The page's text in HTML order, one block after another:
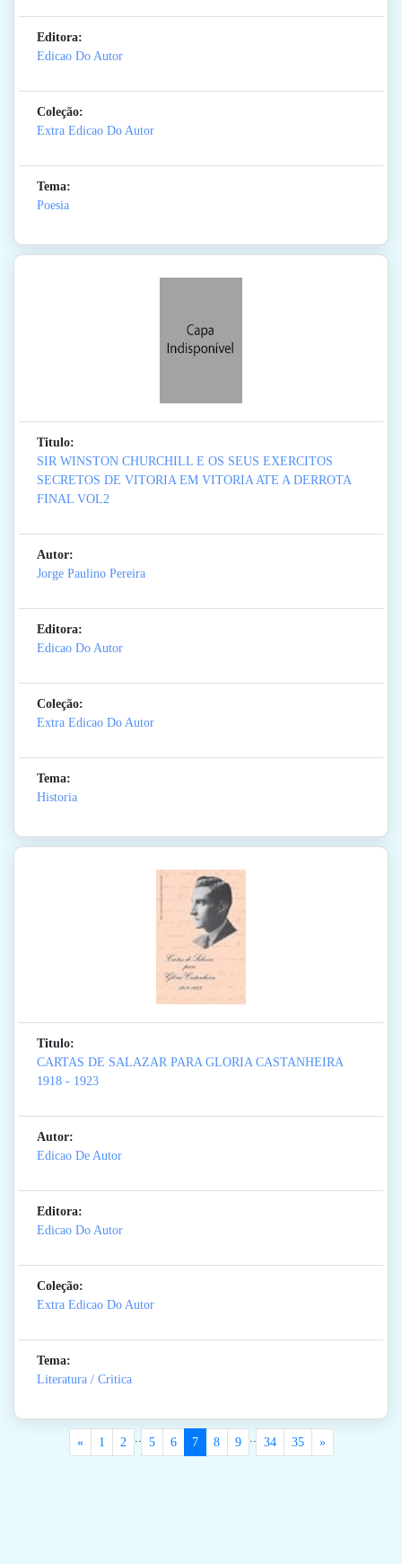
Editora:
Edicao Do Autor
Coleção:
Extra Edicao Do Autor
Tema:
Poesia
Titulo:
SIR WINSTON CHURCHILL E OS SEUS EXERCITOS
SECRETOS DE VITORIA EM VITORIA ATE A DERROTA
FINAL VOL2
Autor:
Jorge Paulino Pereira
Editora:
Edicao Do Autor
Coleção:
Extra Edicao Do Autor
Tema:
Historia
Titulo:
CARTAS DE SALAZAR PARA GLORIA CASTANHEIRA
1918 - 1923
Autor:
Edicao De Autor
Editora:
Edicao Do Autor
Coleção:
Extra Edicao Do Autor
Tema:
Literatura / Critica
« 1 2 .. 5 6 7 8 9 .. 34 35 »